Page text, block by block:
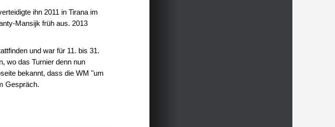
ihn 2011 in Tirana im
Mansijk früh aus. 2013
und war für 11. bis 31.
wo das Turnier denn nun
bekannt, dass die WM "um
Gespräch.